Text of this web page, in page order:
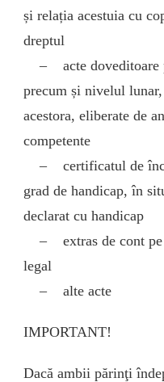
și relația acestuia cu
dreptul
– acte doveditoare
precum și nivelul
acestora, eliberate de
competente
– certificatul de
grad de handicap, în
declarat cu handicap
– extras de cont pe
legal
– alte acte
IMPORTANT!
Dacă ambii părinţi